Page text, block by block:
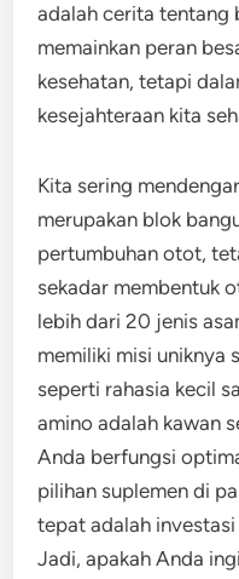
adalah cerita tentang
memainkan peran
kesehatan, tetapi
kesejahteraan kita
Kita sering
merupakan blok
pertumbuhan otot,
sekadar membentuk
lebih dari 20 jenis
memiliki misi uniknya
seperti rahasia kecil
amino adalah kawan
Anda berfungsi
pilihan suplemen di
tepat adalah
Jadi, apakah Anda